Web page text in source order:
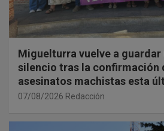
Miguelturra vuelve a
silencio tras la confirmación
asesinatos machistas esta
07/08/2026 Redacción